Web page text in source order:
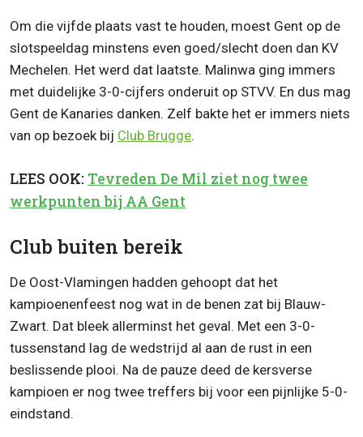
Om die vijfde plaats vast te houden, moest Gent op de
slotspeeldag minstens even goed/slecht doen dan KV
Mechelen. Het werd dat laatste. Malinwa ging immers
met duidelijke 3-0-cijfers onderuit op STVV. En dus mag
Gent de Kanaries danken. Zelf bakte het er immers niets
van op bezoek bij Club Brugge.
LEES OOK: Tevreden De Mil ziet nog twee
werkpunten bij AA Gent
Club buiten bereik
De Oost-Vlamingen hadden gehoopt dat het
kampioenenfeest nog wat in de benen zat bij Blauw-
Zwart. Dat bleek allerminst het geval. Met een 3-0-
tussenstand lag de wedstrijd al aan de rust in een
beslissende plooi. Na de pauze deed de kersverse
kampioen er nog twee treffers bij voor een pijnlijke 5-0-
eindstand.